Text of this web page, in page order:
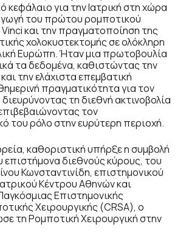
κεφάλαιο για την Ιατρική στη χώρα
του πρώτου ρομποτικού
και την πραγματοποίηση της
χολοκυστεκτομής σε ολόκληρη
Ευρώπη. Ήταν μια πρωτοβουλία
τα δεδομένα, καθιστώντας την
την ελάχιστα επεμβατική
πραγματικότητα για τον
τη διεθνή ακτινοβολία
τον
του ρόλο στην ευρύτερη περιοχή.
καθοριστική υπήρξε η συμβολή
επιστήμονα διεθνούς κύρους, του
Κωνσταντινίδη, επιστημονικού
Κέντρου Αθηνών και
Επιστημονικής
Χειρουργικής (CRSA), ο
τη Ρομποτική Χειρουργική στην